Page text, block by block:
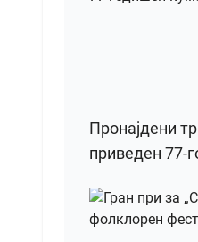
Пронајдени
приведен 77-